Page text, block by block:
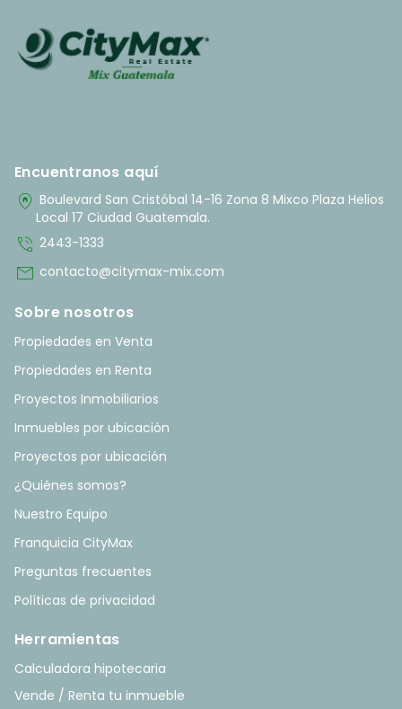
Encuentranos aquí
home_pin Boulevard San Cristóbal 14-16 Zona 8 Mixco Plaza Helios
Local 17 Ciudad Guatemala.
phone_in_talk 2443-1333
mail contacto@citymax-mix.com
Sobre nosotros
Propiedades en Venta
Propiedades en Renta
Proyectos Inmobiliarios
Inmuebles por ubicación
Proyectos por ubicación
¿Quiénes somos?
Nuestro Equipo
Franquicia CityMax
Preguntas frecuentes
Políticas de privacidad
Herramientas
Calculadora hipotecaria
Vende / Renta tu inmueble